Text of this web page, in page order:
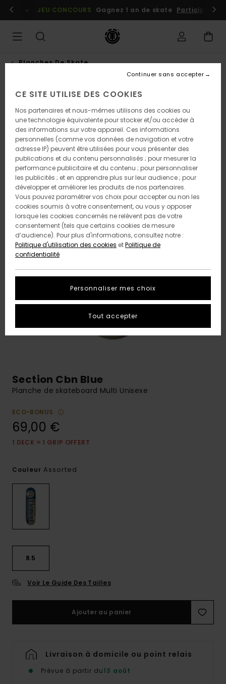
l'information
Se connecter / s'inscrire
JEU CONCOURS Gagnez 1 an de skate Participez
Planches De Skate
Section Cbn Blue
Planche de skateboard Multi Unisexe
ECO-BONUS
69,00 €
1 DECK = 1 GRIP OFFERT
Couleur Assorted
8.5
Voir Le Guide Des Tailles
Ajouter au panier
Livraison à domicile ou point relais
Prévue à partir du13 août
CE SITE UTILISE DES COOKIES
Nos partenaires et nous-mêmes utilisons des cookies ou
une technologie équivalente pour stocker et/ou accéder à
des informations sur votre appareil. Ces informations
personnelles (comme vos données de navigation et votre
adresse IP) peuvent être utilisées pour vous présenter des
publications et du contenu personnalisés ; pour mesurer la
performance publicitaire et du contenu ; pour personnaliser
les publicités ; et en apprendre plus sur leur audience ; pour
développer et améliorer les produits de nos partenaires.
Vous pouvez paramétrer vos choix pour accepter ou non les
cookies soumis à votre consentement, ou vous y opposer
lorsque les cookies concernés ne relèvent pas de votre
consentement (tels que certains cookies de mesure
d’audience). Pour plus d'informations, consultez notre :
Politique d'utilisation des cookies etPolitique de
confidentialité
Personnaliser mes choix
Continuer sans accepter
Tout accepter